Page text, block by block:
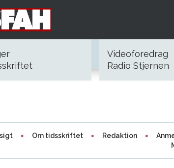
Videoforedrag
Radio Stjernen
Om tidsskriftet Redaktion